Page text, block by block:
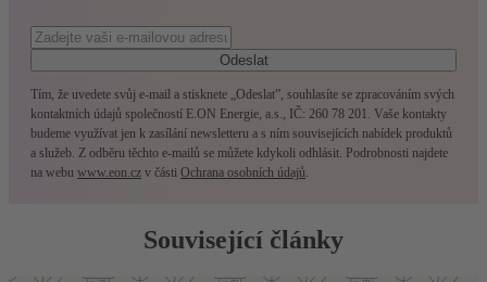
Odeslat
Tím, že uvedete svůj e-mail a stisknete „Odeslat”, souhlasíte se zpracováním svých
kontaktních údajů společností E.ON Energie, a.s., IČ: 260 78 201. Vaše kontakty
budeme využívat jen k zasílání newsletteru a s ním souvisejících nabídek produktů
a služeb. Z odběru těchto e-mailů se můžete kdykoli odhlásit. Podrobnosti najdete
na webu www.eon.cz v části Ochrana osobních údajů
Související články